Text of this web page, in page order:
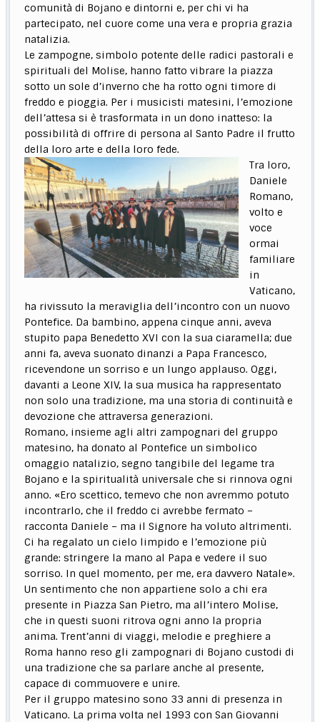
comunità di Bojano e dintorni e, per chi vi ha
partecipato, nel cuore come una vera e propria grazia
natalizia.
Le zampogne, simbolo potente delle radici pastorali e
spirituali del Molise, hanno fatto vibrare la piazza
sotto un sole d’inverno che ha rotto ogni timore di
freddo e pioggia. Per i musicisti matesini, l’emozione
dell’attesa si è trasformata in un dono inatteso: la
possibilità di offrire di persona al Santo Padre il frutto
della loro arte e della loro fede.
Tra loro,
Daniele
Romano,
volto e
voce
ormai
familiare
in
Vaticano,
ha rivissuto la meraviglia dell’incontro con un nuovo
Pontefice. Da bambino, appena cinque anni, aveva
stupito papa Benedetto XVI con la sua ciaramella; due
anni fa, aveva suonato dinanzi a Papa Francesco,
ricevendone un sorriso e un lungo applauso. Oggi,
davanti a Leone XIV, la sua musica ha rappresentato
non solo una tradizione, ma una storia di continuità e
devozione che attraversa generazioni.
Romano, insieme agli altri zampognari del gruppo
matesino, ha donato al Pontefice un simbolico
omaggio natalizio, segno tangibile del legame tra
Bojano e la spiritualità universale che si rinnova ogni
anno. «Ero scettico, temevo che non avremmo potuto
incontrarlo, che il freddo ci avrebbe fermato –
racconta Daniele – ma il Signore ha voluto altrimenti.
Ci ha regalato un cielo limpido e l’emozione più
grande: stringere la mano al Papa e vedere il suo
sorriso. In quel momento, per me, era davvero Natale».
Un sentimento che non appartiene solo a chi era
presente in Piazza San Pietro, ma all’intero Molise,
che in questi suoni ritrova ogni anno la propria
anima. Trent’anni di viaggi, melodie e preghiere a
Roma hanno reso gli zampognari di Bojano custodi di
una tradizione che sa parlare anche al presente,
capace di commuovere e unire.
Per il gruppo matesino sono 33 anni di presenza in
Vaticano. La prima volta nel 1993 con San Giovanni